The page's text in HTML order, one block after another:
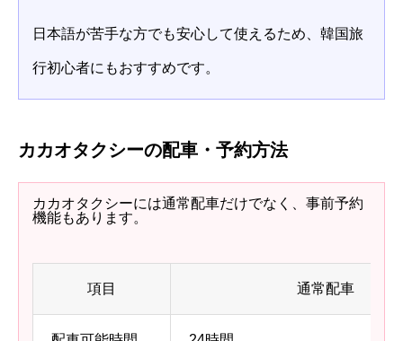
日本語が苦手な方でも安心して使えるため、韓国旅
行初心者にもおすすめです。
カカオタクシーの配車・予約方法
カカオタクシーには通常配車だけでなく、事前予約
機能もあります。
項目 通常配車